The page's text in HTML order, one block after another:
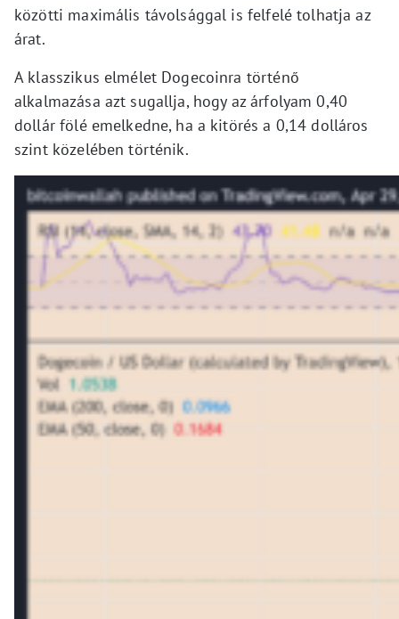
közötti maximális távolsággal is felfelé tolhatja az
árat.
A klasszikus elmélet Dogecoinra történő
alkalmazása azt sugallja, hogy az árfolyam 0,40
dollár fölé emelkedne, ha a kitörés a 0,14 dolláros
szint közelében történik.